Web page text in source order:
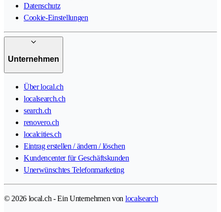
Datenschutz
Cookie-Einstellungen
Unternehmen
Über local.ch
localsearch.ch
search.ch
renovero.ch
localcities.ch
Eintrag erstellen / ändern / löschen
Kundencenter für Geschäftskunden
Unerwünschtes Telefonmarketing
© 2026 local.ch - Ein Unternehmen von localsearch